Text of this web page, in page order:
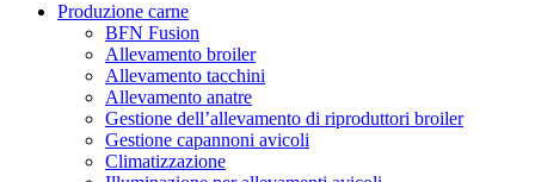
Produzione carne
BFN Fusion
Allevamento broiler
Allevamento tacchini
Allevamento anatre
Gestione dell’allevamento di riproduttori broiler
Gestione capannoni avicoli
Climatizzazione